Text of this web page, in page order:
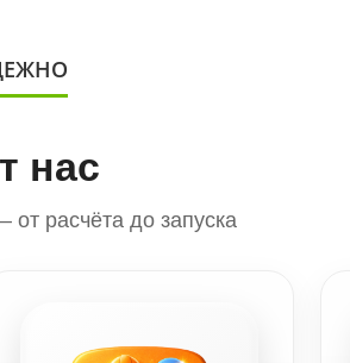
нас
расчёта до запуска